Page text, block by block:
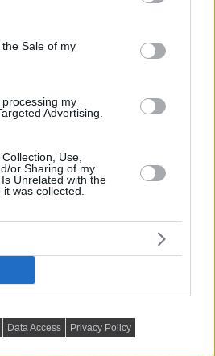
Google and its third-party tags to
purposes in below Google
Sale of my
my
Advertising.
Use,
or Sharing of my
Unrelated with the
was collected.
Data Access Privacy Policy